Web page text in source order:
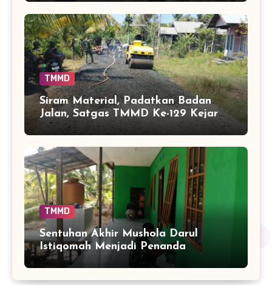
TMMD
Siram Material, Padatkan Badan
Jalan, Satgas TMMD Ke-129 Kejar
Kualitas Akses Desa Tamban
Bangun
TMMD
Sentuhan Akhir Mushola Darul
Istiqomah Menjadi Penanda
Hadirnya Ruang Ibadah yang Lebih
Layak di Tamban Bangun